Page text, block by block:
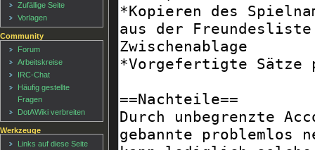
Zufällige Seite
Vorlagen
Community
Forum
Arbeitskreise
IRC-Chat
Häufig gestellte
Fragen
DotAWiki verbreiten
Werkzeuge
Links auf diese Seite